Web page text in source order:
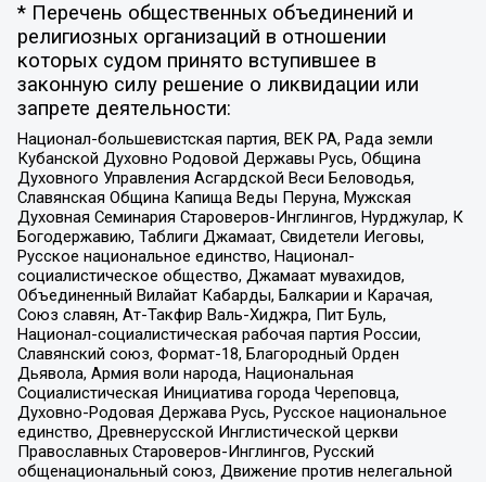
* Перечень общественных объединений и
религиозных организаций в отношении
которых судом принято вступившее в
законную силу решение о ликвидации или
запрете деятельности:
Национал-большевистская партия, ВЕК РА, Рада земли
Кубанской Духовно Родовой Державы Русь, Община
Духовного Управления Асгардской Веси Беловодья,
Славянская Община Капища Веды Перуна, Мужская
Духовная Семинария Староверов-Инглингов, Нурджулар, К
Богодержавию, Таблиги Джамаат, Свидетели Иеговы,
Русское национальное единство, Национал-
социалистическое общество, Джамаат мувахидов,
Объединенный Вилайат Кабарды, Балкарии и Карачая,
Союз славян, Ат-Такфир Валь-Хиджра, Пит Буль,
Национал-социалистическая рабочая партия России,
Славянский союз, Формат-18, Благородный Орден
Дьявола, Армия воли народа, Национальная
Социалистическая Инициатива города Череповца,
Духовно-Родовая Держава Русь, Русское национальное
единство, Древнерусской Инглистической церкви
Православных Староверов-Инглингов, Русский
общенациональный союз, Движение против нелегальной